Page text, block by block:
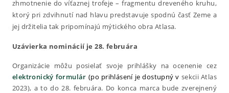
zhmotnenie do víťaznej trofeje – fragmentu dreveného kruhu,
ktorý pri zdvihnutí nad hlavu predstavuje spodnú časť Zeme a
jej držitelia tak pripomínajú mýtického obra Atlasa.
Uzávierka nominácií je 28. februára
Organizácie môžu posielať svoje prihlášky na ocenenie cez
elektronický formulár (po prihlásení je dostupný v sekcii Atlas
2023), a to do 28. februára. Do konca marca bude zverejnený